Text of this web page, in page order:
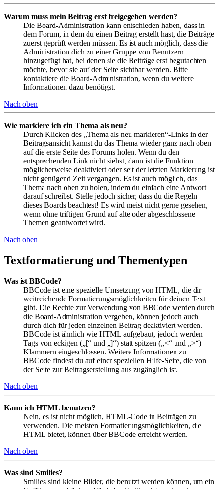
Warum muss mein Beitrag erst freigegeben werden?
Die Board-Administration kann entschieden haben, dass in
dem Forum, in dem du einen Beitrag erstellt hast, die Beiträge
zuerst geprüft werden müssen. Es ist auch möglich, dass die
Administration dich zu einer Gruppe von Benutzern
hinzugefügt hat, bei denen sie die Beiträge erst begutachten
möchte, bevor sie auf der Seite sichtbar werden. Bitte
kontaktiere die Board-Administration, wenn du weitere
Informationen dazu benötigst.
Nach oben
Wie markiere ich ein Thema als neu?
Durch Klicken des „Thema als neu markieren“-Links in der
Beitragsansicht kannst du das Thema wieder ganz nach oben
auf die erste Seite des Forums holen. Wenn du den
entsprechenden Link nicht siehst, dann ist die Funktion
möglicherweise deaktiviert oder seit der letzten Markierung ist
nicht genügend Zeit vergangen. Es ist auch möglich, das
Thema nach oben zu holen, indem du einfach eine Antwort
darauf schreibst. Stelle jedoch sicher, dass du die Regeln
dieses Boards beachtest! Es wird meist nicht gerne gesehen,
wenn ohne triftigen Grund auf alte oder abgeschlossene
Themen geantwortet wird.
Nach oben
Textformatierung und Thementypen
Was ist BBCode?
BBCode ist eine spezielle Umsetzung von HTML, die dir
weitreichende Formatierungsmöglichkeiten für deinen Text
gibt. Die Rechte zur Verwendung von BBCode werden durch
die Board-Administration vergeben, können jedoch auch
durch dich für jeden einzelnen Beitrag deaktiviert werden.
BBCode ist ähnlich wie HTML aufgebaut, jedoch werden
Tags von eckigen („[“ und „]“) statt spitzen („<“ und „>“)
Klammern eingeschlossen. Weitere Informationen zu
BBCode findest du auf einer speziellen Hilfe-Seite, die von
der Seite zur Beitragserstellung aus zugänglich ist.
Nach oben
Kann ich HTML benutzen?
Nein, es ist nicht möglich, HTML-Code in Beiträgen zu
verwenden. Die meisten Formatierungsmöglichkeiten, die
HTML bietet, können über BBCode erreicht werden.
Nach oben
Was sind Smilies?
Smilies sind kleine Bilder, die benutzt werden können, um ein